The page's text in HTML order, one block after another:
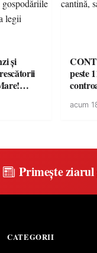
și
peste
acum
Primește
CATEGORII